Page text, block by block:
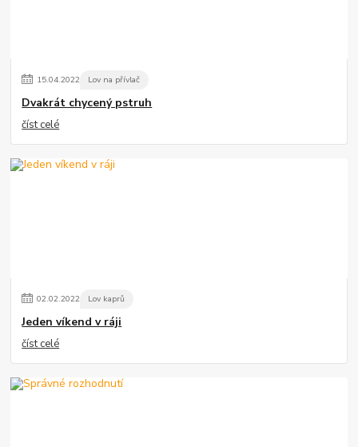
15.04.2022 Lov na přívlač
Dvakrát chycený pstruh
číst celé
02.02.2022 Lov kaprů
Jeden víkend v ráji
číst celé